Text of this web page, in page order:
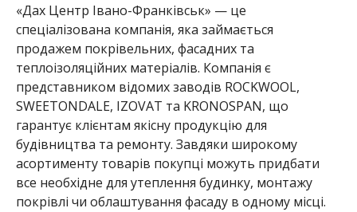
«Дах Центр Івано-Франківськ» — це
спеціалізована компанія, яка займається
продажем покрівельних, фасадних та
теплоізоляційних матеріалів. Компанія є
представником відомих заводів ROCKWOOL,
SWEETONDALE, IZOVAT та KRONOSPAN, що
гарантує клієнтам якісну продукцію для
будівництва та ремонту. Завдяки широкому
асортименту товарів покупці можуть придбати
все необхідне для утеплення будинку, монтажу
покрівлі чи облаштування фасаду в одному місці.